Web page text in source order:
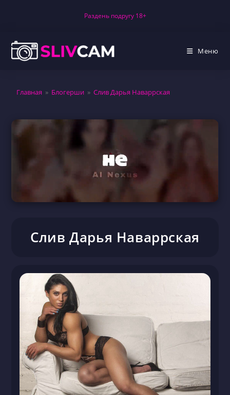
Раздень подругу 18+
Меню
Главная » Блогерши » Слив Дарья Наваррская
Слив Дарья Наваррская